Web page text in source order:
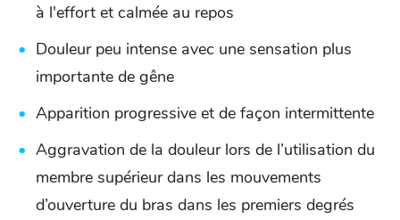
à l'effort et calmée au repos
Douleur peu intense avec une sensation plus
importante de gêne
Apparition progressive et de façon intermittente
Aggravation de la douleur lors de l’utilisation du
membre supérieur dans les mouvements
d’ouverture du bras dans les premiers degrés